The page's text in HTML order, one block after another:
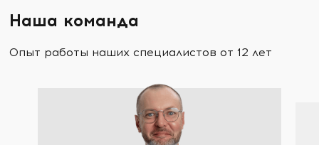
Наша команда
Опыт работы наших специалистов от 12 лет